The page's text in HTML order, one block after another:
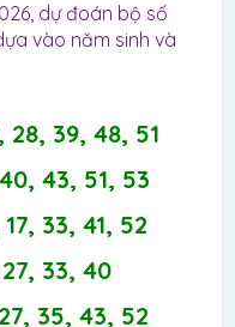
dự đoán bộ số
vào năm sinh và
28, 39, 48, 51
43, 51, 53
17, 33, 41, 52
33, 40
35, 43, 52